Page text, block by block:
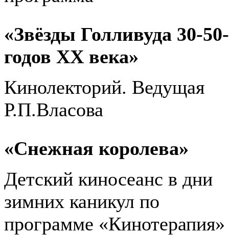
«Звёзды Голливуда 30-
годов ХХ века»
Кинолекторий. Ведущая
Р.П.Власова
«Снежная королева»
Детский киносеанс в дни
зимних каникул по
программе «Кинотерапия»